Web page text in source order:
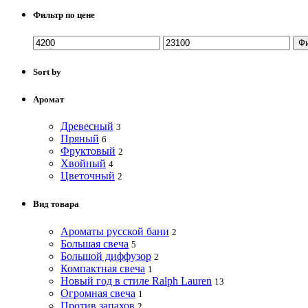
Фильтр по цене
Sort by
Аромат
Древесный 3
Пряный 6
Фруктовый 2
Хвойный 4
Цветочный 2
Вид товара
Ароматы русской бани 2
Большая свеча 5
Большой диффузор 2
Компактная свеча 1
Новый год в стиле Ralph Lauren 13
Огромная свеча 1
Против запахов